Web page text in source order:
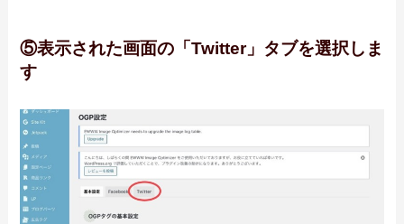
⑤表示された画面の「Twitter」タブを選択しま
す